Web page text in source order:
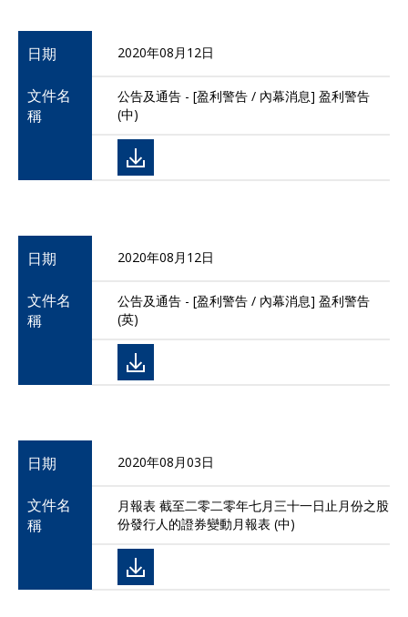
日期 2020年08月12日
文件名
稱
公告及通告 - [盈利警告 / 內幕消息] 盈利警告
(中)
日期 2020年08月12日
文件名
稱
公告及通告 - [盈利警告 / 內幕消息] 盈利警告
(英)
日期 2020年08月03日
文件名
稱
月報表 截至二零二零年七月三十一日止月份之股
份發行人的證券變動月報表 (中)